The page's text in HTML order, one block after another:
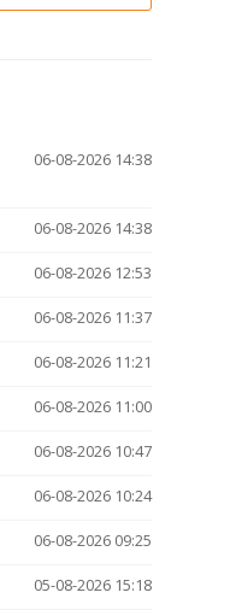
06-08-2026 14:38
06-08-2026 14:38
06-08-2026 12:53
06-08-2026 11:37
06-08-2026 11:21
06-08-2026 11:00
06-08-2026 10:47
06-08-2026 10:24
06-08-2026 09:25
05-08-2026 15:18